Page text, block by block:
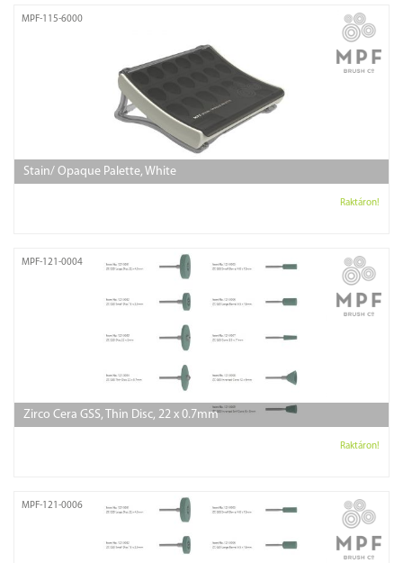
MPF-115-6000
Stain/ Opaque Palette, White
Raktáron!
MPF-121-0004
Zirco Cera GSS, Thin Disc, 22 x 0.7mm
Raktáron!
MPF-121-0006